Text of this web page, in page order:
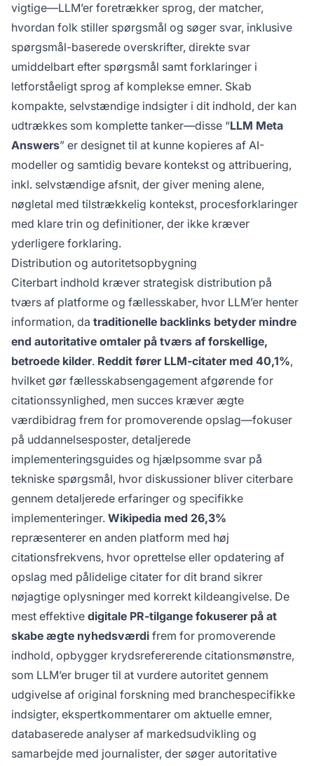
vigtige—LLM’er foretrækker sprog, der matcher,
hvordan folk stiller spørgsmål og søger svar, inklusive
spørgsmål-baserede overskrifter, direkte svar
umiddelbart efter spørgsmål samt forklaringer i
letforståeligt sprog af komplekse emner. Skab
kompakte, selvstændige indsigter i dit indhold, der kan
udtrækkes som komplette tanker—disse “LLM Meta
Answers” er designet til at kunne kopieres af AI-
modeller og samtidig bevare kontekst og attribuering,
inkl. selvstændige afsnit, der giver mening alene,
nøgletal med tilstrækkelig kontekst, procesforklaringer
med klare trin og definitioner, der ikke kræver
yderligere forklaring.
Distribution og autoritetsopbygning
Citerbart indhold kræver strategisk distribution på
tværs af platforme og fællesskaber, hvor LLM’er henter
information, da traditionelle backlinks betyder mindre
end autoritative omtaler på tværs af forskellige,
betroede kilder. Reddit fører LLM-citater med 40,1%,
hvilket gør fællesskabsengagement afgørende for
citationssynlighed, men succes kræver ægte
værdibidrag frem for promoverende opslag—fokuser
på uddannelsesposter, detaljerede
implementeringsguides og hjælpsomme svar på
tekniske spørgsmål, hvor diskussioner bliver citerbare
gennem detaljerede erfaringer og specifikke
implementeringer. Wikipedia med 26,3%
repræsenterer en anden platform med høj
citationsfrekvens, hvor oprettelse eller opdatering af
opslag med pålidelige citater for dit brand sikrer
nøjagtige oplysninger med korrekt kildeangivelse. De
mest effektive digitale PR-tilgange fokuserer på at
skabe ægte nyhedsværdi frem for promoverende
indhold, opbygger krydsrefererende citationsmønstre,
som LLM’er bruger til at vurdere autoritet gennem
udgivelse af original forskning med branchespecifikke
indsigter, ekspertkommentarer om aktuelle emner,
databaserede analyser af markedsudvikling og
samarbejde med journalister, der søger autoritative